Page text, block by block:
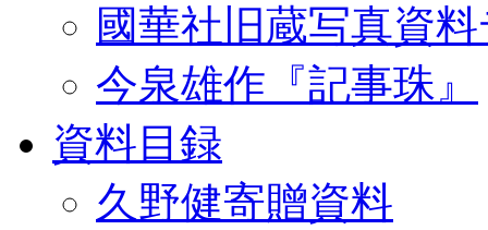
國華社旧蔵写真資
今泉雄作『記事珠』
資料目録
久野健寄贈資料